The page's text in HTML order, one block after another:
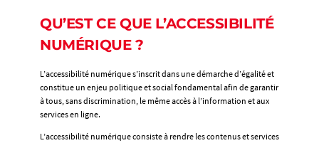
engager.
QU’EST CE QUE L’ACCESSIBILITÉ
NUMÉRIQUE ?
L’accessibilité numérique s’inscrit dans une démarche d’égalité et
constitue un enjeu politique et social fondamental afin de garantir
à tous, sans discrimination, le même accès à l’information et aux
services en ligne.
L’accessibilité numérique consiste à rendre les contenus et services